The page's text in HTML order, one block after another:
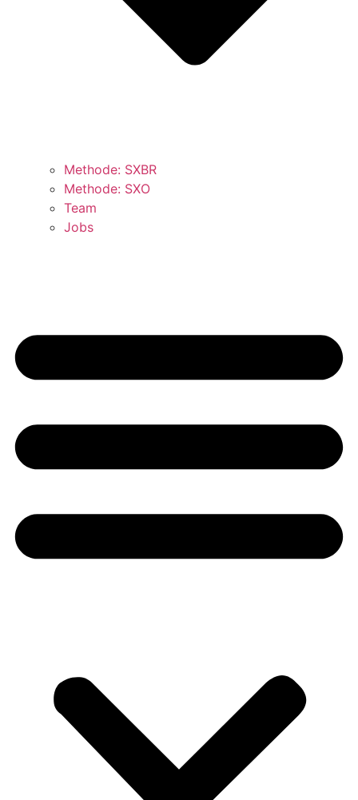
Methode: SXBR
Methode: SXO
Team
Jobs